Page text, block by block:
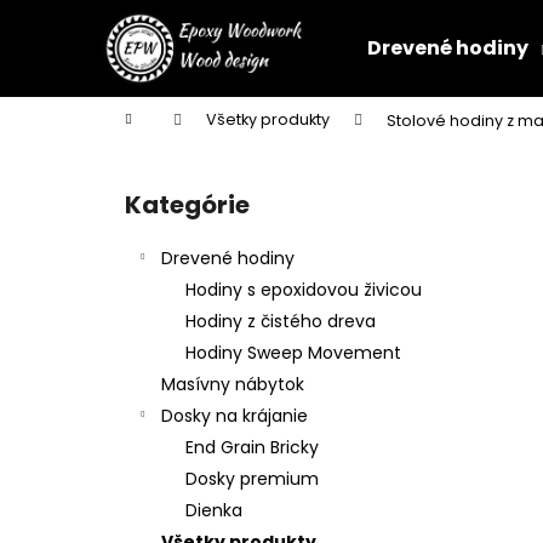
Drevené hodiny
Domov Všetky produkty Stolové hodiny z
Preskočiť
kategórie
Kategórie
Drevené hodiny
Hodiny s epoxidovou živicou
Hodiny z čistého dreva
Hodiny Sweep Movement
Masívny nábytok
Dosky na krájanie
End Grain Bricky
Dosky premium
Dienka
í
Späť
do
Späť
do
NÁSTENNÉ HODINY Z ORECHA S